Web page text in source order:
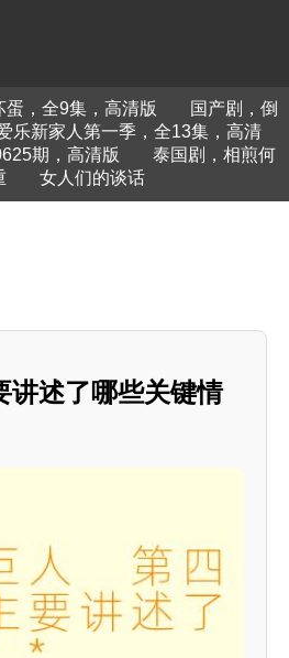
蛋，全9集，高清版
国产剧，倒
乐新家人第一季，全13集，高清
期，高清版
泰国剧，相煎何
女人们的谈话
讲述了哪些关键情